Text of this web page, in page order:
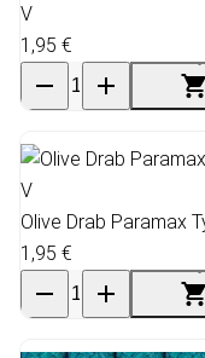
V
1,95 €
Olive Drab Paramax
1,95 €